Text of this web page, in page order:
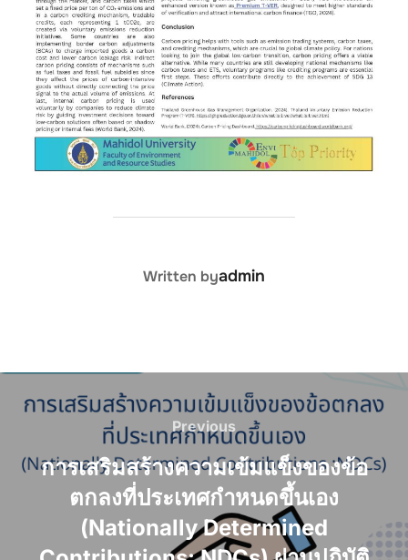
POST AUTHOR
Written byadmin
Post
navigation
Previous
Previous
การเสริมสร้างความเข้มแข็งของข้อ
ตกลงที่ประเทศกำหนดขึ้นเอง
(Nationally Determined